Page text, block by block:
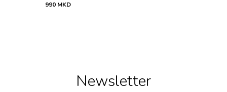
990 MKD
Newsletter